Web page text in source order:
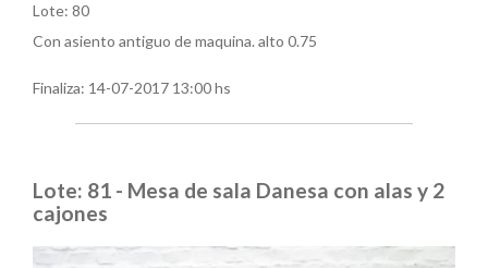
Lote: 80
Con asiento antiguo de maquina. alto 0.75
Finaliza: 14-07-2017 13:00 hs
Lote: 81 - Mesa de sala Danesa con alas y 2
cajones